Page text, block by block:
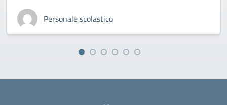
Personale scolastico